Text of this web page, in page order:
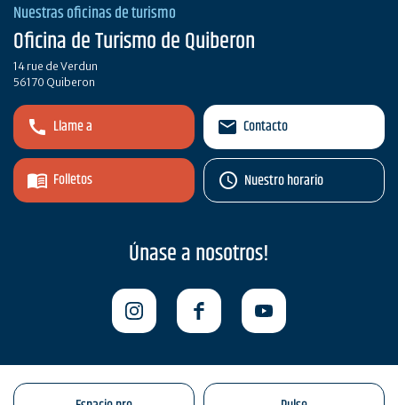
Nuestras oficinas de turismo
Oficina de Turismo de Quiberon
14 rue de Verdun
56170 Quiberon
Llame a
Folletos
Contacto
Nuestro horario
Únase a nosotros!